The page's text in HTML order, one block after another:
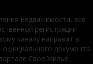
недвижимости, все
регистрации
каналу направит в
официального документа
Свое Жилье.